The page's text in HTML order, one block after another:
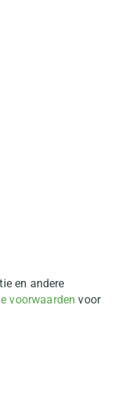
en andere
voorwaarden voor